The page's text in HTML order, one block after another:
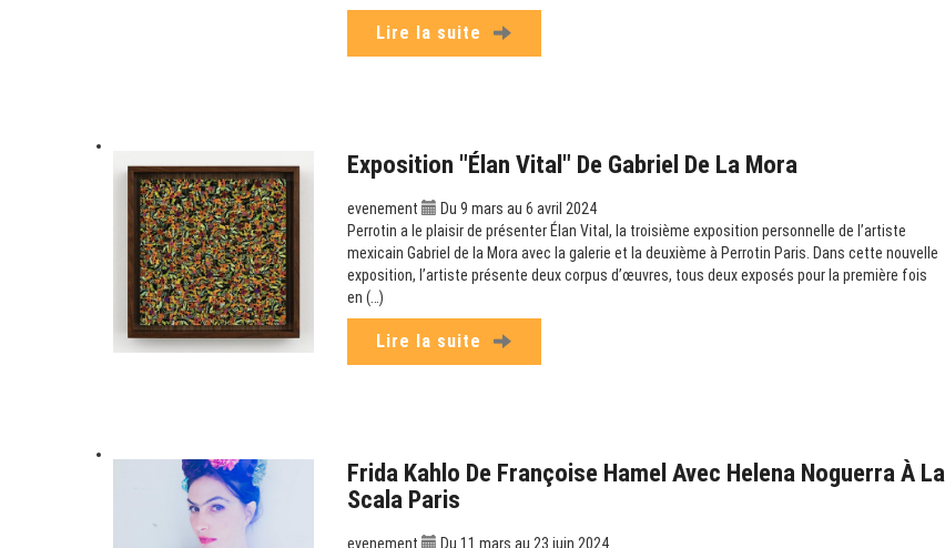
Lire la suite
Exposition "Élan Vital" De Gabriel De La Mora
evenement
Du 9 mars au 6 avril 2024
Perrotin a le plaisir de présenter Élan Vital, la troisième exposition personnelle de l’artiste
mexicain Gabriel de la Mora avec la galerie et la deuxième à Perrotin Paris. Dans cette nouvelle
exposition, l’artiste présente deux corpus d’œuvres, tous deux exposés pour la première fois
en (…)
Lire la suite
Frida Kahlo De Françoise Hamel Avec Helena Noguerra À La
Scala Paris
evenement Du 11 mars au 23 juin 2024